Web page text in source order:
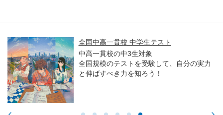
全国中高一貫校 中学生テスト
中高一貫校の中3生対象
全国規模のテストを受験して、自分の実力
と伸ばすべき力を知ろう！